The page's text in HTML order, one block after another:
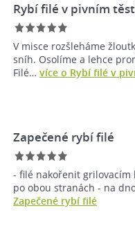
Rybí filé v pivním
V misce rozšleháme
sníh. Osolíme a lehce
Filé… více o Rybí filé v
Zapečené rybí filé
- filé nakořenit grilovacím
po obou stranách - na
Zapečené rybí filé